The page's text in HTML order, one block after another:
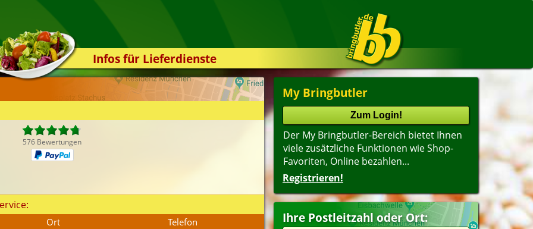
Infos für Lieferdienste
Kassensystem
Zuverlässigkeit
My Bringbutler
Der My Bringbutler-Bereich bietet Ihnen
viele zusätzliche Funktionen wie Shop-
Favoriten, Online bezahlen...
Registrieren!
Ihre Postleitzahl oder Ort:
576 Bewertungen
Ort
Telefon